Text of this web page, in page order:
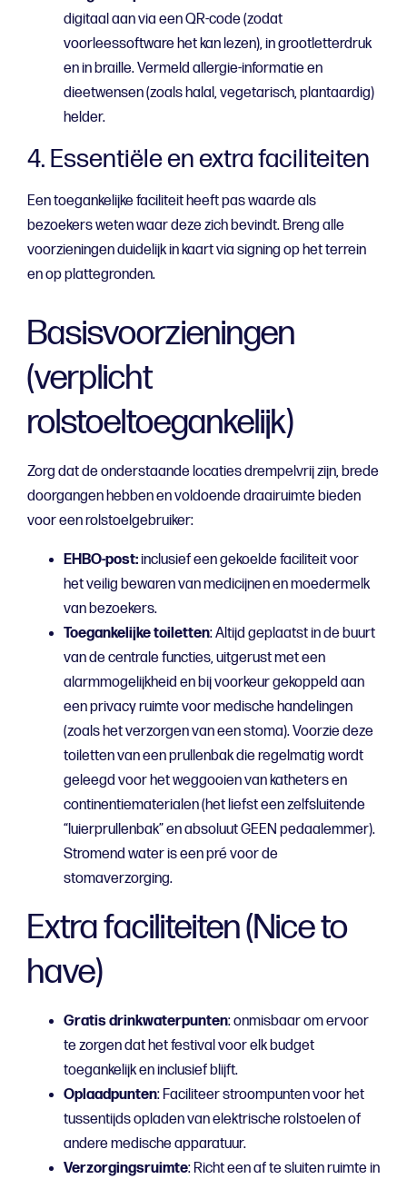
digitaal aan via een QR-code (zodat
voorleessoftware het kan lezen), in grootletterdruk
en in braille. Vermeld allergie-informatie en
dieetwensen (zoals halal, vegetarisch, plantaardig)
helder.
4. Essentiële en extra faciliteiten
Een toegankelijke faciliteit heeft pas waarde als
bezoekers weten waar deze zich bevindt. Breng alle
voorzieningen duidelijk in kaart via signing op het terrein
en op plattegronden.
Basisvoorzieningen
(verplicht
rolstoeltoegankelijk)
Zorg dat de onderstaande locaties drempelvrij zijn, brede
doorgangen hebben en voldoende draairuimte bieden
voor een rolstoelgebruiker:
EHBO-post:inclusief een gekoelde faciliteit voor
het veilig bewaren van medicijnen en moedermelk
van bezoekers.
Toegankelijke toiletten: Altijd geplaatst in de buurt
van de centrale functies, uitgerust met een
alarmmogelijkheid en bij voorkeur gekoppeld aan
een privacy ruimte voor medische handelingen
(zoals het verzorgen van een stoma). Voorzie deze
toiletten van een prullenbak die regelmatig wordt
geleegd voor het weggooien van katheters en
continentiematerialen (het liefst een zelfsluitende
“luierprullenbak” en absoluut GEEN pedaalemmer).
Stromend water is een pré voor de
stomaverzorging.
Extra faciliteiten (Nice to
have)
Gratis drinkwaterpunten: onmisbaar om ervoor
te zorgen dat het festival voor elk budget
toegankelijk en inclusief blijft.
Oplaadpunten: Faciliteer stroompunten voor het
tussentijds opladen van elektrische rolstoelen of
andere medische apparatuur.
Verzorgingsruimte: Richt een af te sluiten ruimte in